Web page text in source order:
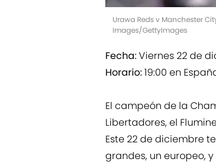
Urawa Reds v Manchester
Images/GettyImages
Fecha:Viernes 22 de
Horario:19:00 en
El campeón de la
Libertadores, el
Este 22 de diciembre
grandes, un europeo,